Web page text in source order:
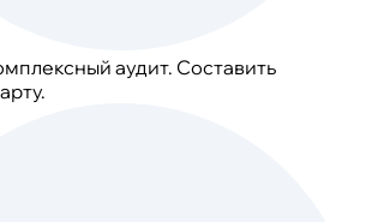
аудит. Составить